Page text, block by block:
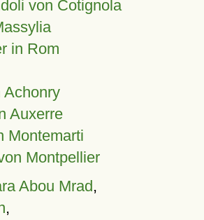
von Cotignola
in Rom
Achonry
Auxerre
Montemarti
Montpellier
Abou Mrad,
,